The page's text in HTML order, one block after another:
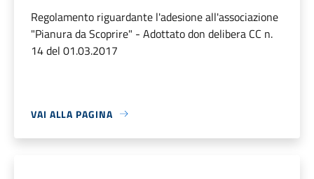
Regolamento riguardante l'adesione all'associazione
"Pianura da Scoprire" - Adottato don delibera CC n.
14 del 01.03.2017
VAI ALLA PAGINA